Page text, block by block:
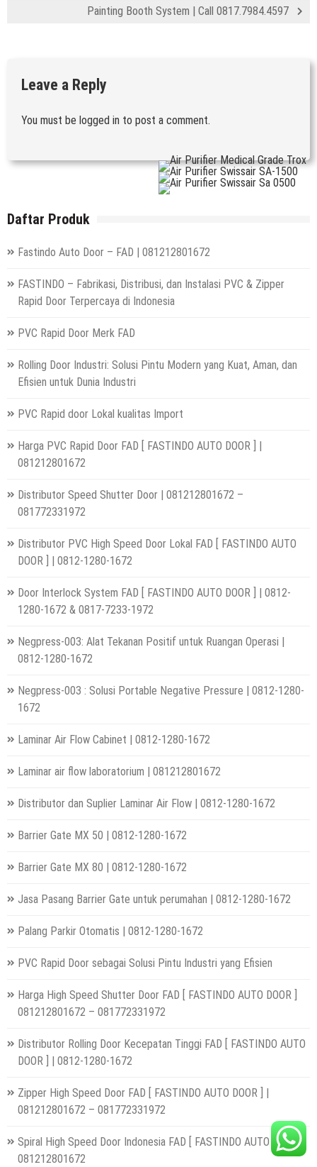
Painting Booth System | Call 0817.7984.4597
Leave a Reply
You must be logged in to post a comment.
Daftar Produk
Fastindo Auto Door – FAD | 081212801672
FASTINDO – Fabrikasi, Distribusi, dan Instalasi PVC & Zipper
Rapid Door Terpercaya di Indonesia
PVC Rapid Door Merk FAD
Rolling Door Industri: Solusi Pintu Modern yang Kuat, Aman, dan
Efisien untuk Dunia Industri
PVC Rapid door Lokal kualitas Import
Harga PVC Rapid Door FAD [ FASTINDO AUTO DOOR ] |
081212801672
Distributor Speed Shutter Door | 081212801672 –
081772331972
Distributor PVC High Speed Door Lokal FAD [ FASTINDO AUTO
DOOR ] | 0812-1280-1672
Door Interlock System FAD [ FASTINDO AUTO DOOR ] | 0812-
1280-1672 & 0817-7233-1972
Negpress-003: Alat Tekanan Positif untuk Ruangan Operasi |
0812-1280-1672
Negpress-003 : Solusi Portable Negative Pressure | 0812-1280-
1672
Laminar Air Flow Cabinet | 0812-1280-1672
Laminar air flow laboratorium | 081212801672
Distributor dan Suplier Laminar Air Flow | 0812-1280-1672
Barrier Gate MX 50 | 0812-1280-1672
Barrier Gate MX 80 | 0812-1280-1672
Jasa Pasang Barrier Gate untuk perumahan | 0812-1280-1672
Palang Parkir Otomatis | 0812-1280-1672
PVC Rapid Door sebagai Solusi Pintu Industri yang Efisien
Harga High Speed Shutter Door FAD [ FASTINDO AUTO DOOR ]
081212801672 – 081772331972
Distributor Rolling Door Kecepatan Tinggi FAD [ FASTINDO AUTO
DOOR ] | 0812-1280-1672
Zipper High Speed Door FAD [ FASTINDO AUTO DOOR ] |
081212801672 – 081772331972
Spiral High Speed Door Indonesia FAD [ FASTINDO AUTO DOOR ]
081212801672